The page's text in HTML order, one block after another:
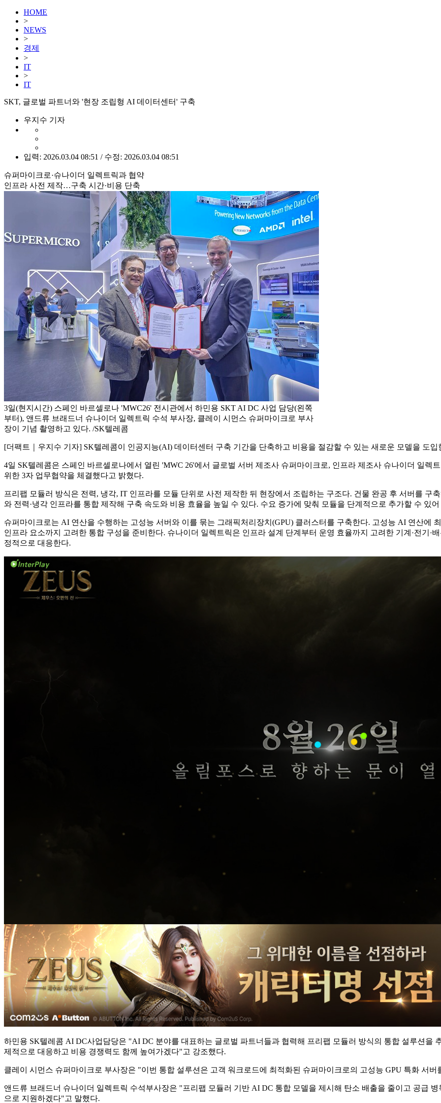
HOME
>
NEWS
>
경제
>
IT
>
IT
SKT, 글로벌 파트너와 '현장 조립형 AI 데이터센터' 구축
우지수 기자
입력: 2026.03.04 08:51 / 수정: 2026.03.04 08:51
슈퍼마이크로·슈나이더 일렉트릭과 협약
인프라 사전 제작…구축 시간·비용 단축
3일(현지시간) 스페인 바르셀로나 'MWC26' 전시관에서 하민용 SKT AI DC 사업 담당(왼쪽
부터), 앤드류 브래드너 슈나이더 일렉트릭 수석 부사장, 클레이 시먼스 슈퍼마이크로 부사
장이 기념 촬영하고 있다. /SK텔레콤
[더팩트｜우지수 기자] SK텔레콤이 인공지능(AI) 데이터센터 구축 기간을 단축하고 비용을 절감할 수 있는 새로운 모델을 도입
4일 SK텔레콤은 스페인 바르셀로나에서 열린 'MWC 26'에서 글로벌 서버 제조사 슈퍼마이크로, 인프라 제조사 슈나이더 일렉
위한 3자 업무협약을 체결했다고 밝혔다.
프리팹 모듈러 방식은 전력, 냉각, IT 인프라를 모듈 단위로 사전 제작한 뒤 현장에서 조립하는 구조다. 건물 완공 후 서버를 구
와 전력·냉각 인프라를 통합 제작해 구축 속도와 비용 효율을 높일 수 있다. 수요 증가에 맞춰 모듈을 단계적으로 추가할 수 있
슈퍼마이크로는 AI 연산을 수행하는 고성능 서버와 이를 묶는 그래픽처리장치(GPU) 클러스터를 구축한다. 고성능 AI 연산에
인프라 요소까지 고려한 통합 구성을 준비한다. 슈나이더 일렉트릭은 인프라 설계 단계부터 운영 효율까지 고려한 기계·전기
정적으로 대응한다.
하민용 SK텔레콤 AI DC사업담당은 "AI DC 분야를 대표하는 글로벌 파트너들과 협력해 프리팹 모듈러 방식의 통합 설루션을
제적으로 대응하고 비용 경쟁력도 함께 높여가겠다"고 강조했다.
클레이 시먼스 슈퍼마이크로 부사장은 "이번 통합 설루션은 고객 워크로드에 최적화된 슈퍼마이크로의 고성능 GPU 특화 서
앤드류 브래드너 슈나이더 일렉트릭 수석부사장은 "프리팹 모듈러 기반 AI DC 통합 모델을 제시해 탄소 배출을 줄이고 공급
으로 지원하겠다"고 말했다.